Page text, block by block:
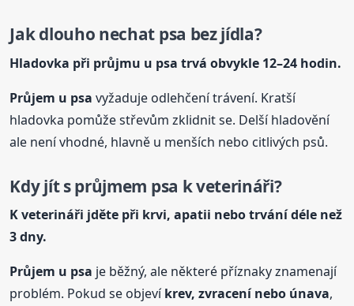
Jak dlouho nechat psa bez jídla?
Hladovka při průjmu u psa trvá obvykle 12–24 hodin.
Průjem u psa vyžaduje odlehčení trávení. Kratší
hladovka pomůže střevům zklidnit se. Delší hladovění
ale není vhodné, hlavně u menších nebo citlivých psů.
Kdy jít s průjmem psa k veterináři?
K veterináři jděte při krvi, apatii nebo trvání déle než
3 dny.
Průjem u psa je běžný, ale některé příznaky znamenají
problém. Pokud se objevíkrev, zvracení nebo únava,